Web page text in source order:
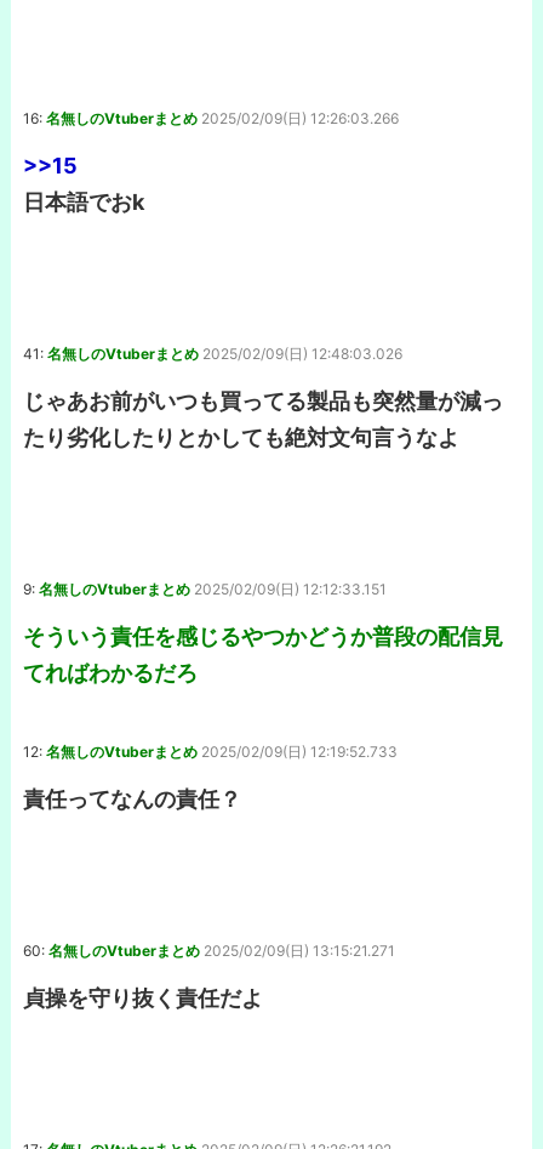
16: 名無しのVtuberまとめ 2025/02/09(日) 12:26:03.266
>>15
日本語でおk
41: 名無しのVtuberまとめ 2025/02/09(日) 12:48:03.026
じゃあお前がいつも買ってる製品も突然量が減っ
たり劣化したりとかしても絶対文句言うなよ
9: 名無しのVtuberまとめ 2025/02/09(日) 12:12:33.151
そういう責任を感じるやつかどうか普段の配信見
てればわかるだろ
12: 名無しのVtuberまとめ 2025/02/09(日) 12:19:52.733
責任ってなんの責任？
60: 名無しのVtuberまとめ 2025/02/09(日) 13:15:21.271
貞操を守り抜く責任だよ